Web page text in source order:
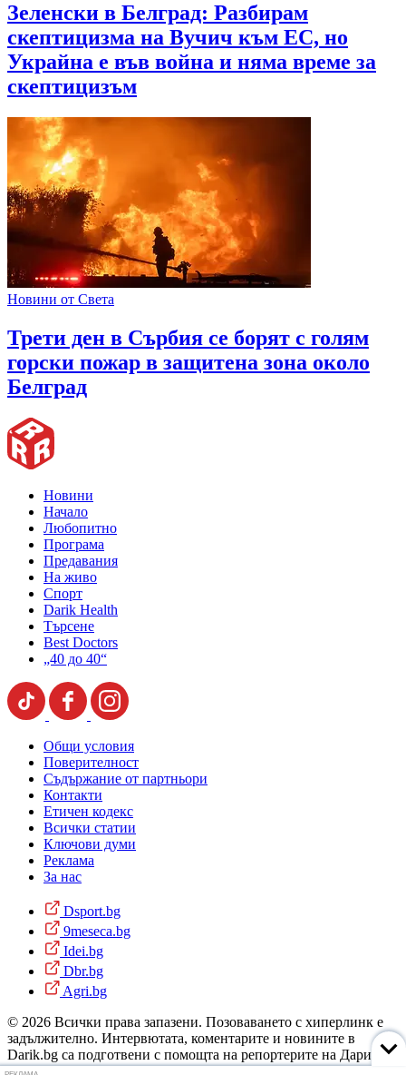
Зеленски в Белград: Разбирам
скептицизма на Вучич към ЕС, но
Украйна е във война и няма време за
скептицизъм
Новини от Света
Трети ден в Сърбия се борят с голям
горски пожар в защитена зона около
Белград
Новини
Начало
Любопитно
Програма
Предавания
На живо
Спорт
Darik Health
Търсене
Best Doctors
„40 до 40“
Общи условия
Поверителност
Съдържание от партньори
Контакти
Етичен кодекс
Всички статии
Ключови думи
Реклама
За нас
Dsport.bg
9meseca.bg
Idei.bg
Dbr.bg
Agri.bg
© 2026 Всички права запазени. Позоваването с хиперлинк е
задължително. Интервютата, коментарите и новините в
Darik.bg са подготвени с помощта на репортерите на Дарик
Радио и новинарските емисии на радиото. Снимки: Дарик